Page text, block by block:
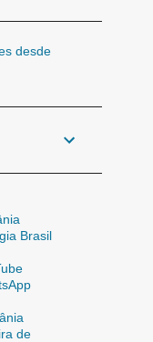
desde
Brasil
de